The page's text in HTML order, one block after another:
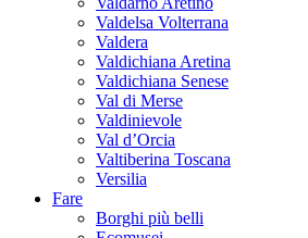
Valdelsa Volterrana
Valdera
Valdichiana Aretina
Valdichiana Senese
Val di Merse
Valdinievole
Val d’Orcia
Valtiberina Toscana
Versilia
Fare
Borghi più belli